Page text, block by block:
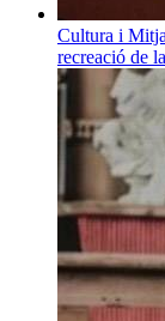
Cultura i
recreació de